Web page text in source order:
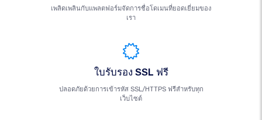
เพลิดเพลินกับแพลตฟอร์มจัดการชื่อโดเมนที่ยอดเยี่ยมของ
เรา
ใบรับรอง SSL ฟรี
ปลอดภัยด้วยการเข้ารหัส SSL/HTTPS ฟรีสำหรับทุก
เว็บไซต์